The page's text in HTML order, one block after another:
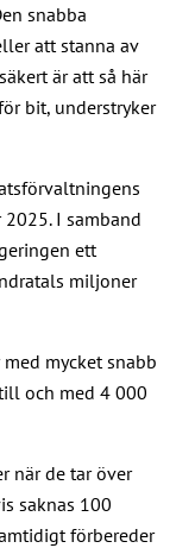
snabba
att stanna av
är att så här
bit, understryker
I samband
ett
miljoner
mycket snabb
och med 4 000
när de tar över
saknas 100
förbereder